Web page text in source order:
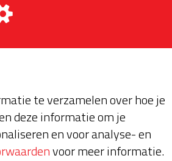
te verzamelen over hoe je
deze informatie om je
en voor analyse- en
voor meer informatie.